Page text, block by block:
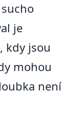
je
kdy jsou
mohou
není